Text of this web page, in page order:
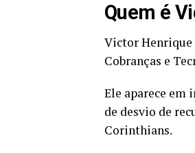
Quem é
Victor Henrique
Cobranças e
Ele aparece em
de desvio de
Corinthians.